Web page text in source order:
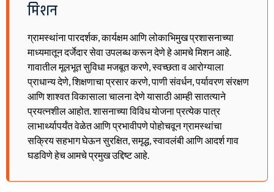
मिशन
ग्रामस्थांना पारदर्शक, कार्यक्षम आणि लोकाभिमुख प्रशासनाच्या
माध्यमातून दर्जेदार सेवा उपलब्ध करून देणे हे आमचे मिशन आहे.
गावातील मूलभूत सुविधा मजबूत करणे, स्वच्छता व आरोग्याला
प्राधान्य देणे, शिक्षणाचा प्रसार करणे, पाणी संवर्धन, पर्यावरण संरक्षण
आणि शाश्वत विकासाला चालना देणे यासाठी आम्ही सातत्याने
प्रयत्नशील आहोत. शासनाच्या विविध योजना प्रत्येक पात्र
लाभार्थ्यापर्यंत वेळेत आणि प्रभावीपणे पोहोचवून ग्रामस्थांचा
सक्रिय सहभाग घेऊन सुरक्षित, समृद्ध, स्वावलंबी आणि आदर्श गाव
घडविणे हेच आमचे प्रमुख उद्दिष्ट आहे.